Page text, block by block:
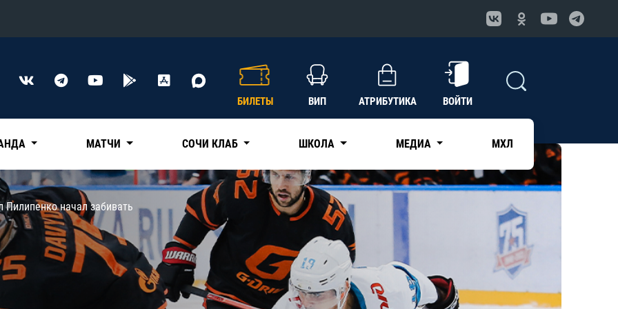
Конференция «Восток»
Нефтехимик
Трактор
Дивизион Чернышева
Авангард
КХЛ
БИЛЕТЫ ВИП АТРИБУТИКА ВОЙТИ
МАТЧИ СОЧИ КЛАБ ШКОЛА МЕДИА МХЛ
Пилипенко начал забивать